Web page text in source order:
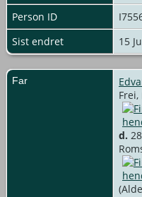
Person ID
Sist endret
15
Far
d.